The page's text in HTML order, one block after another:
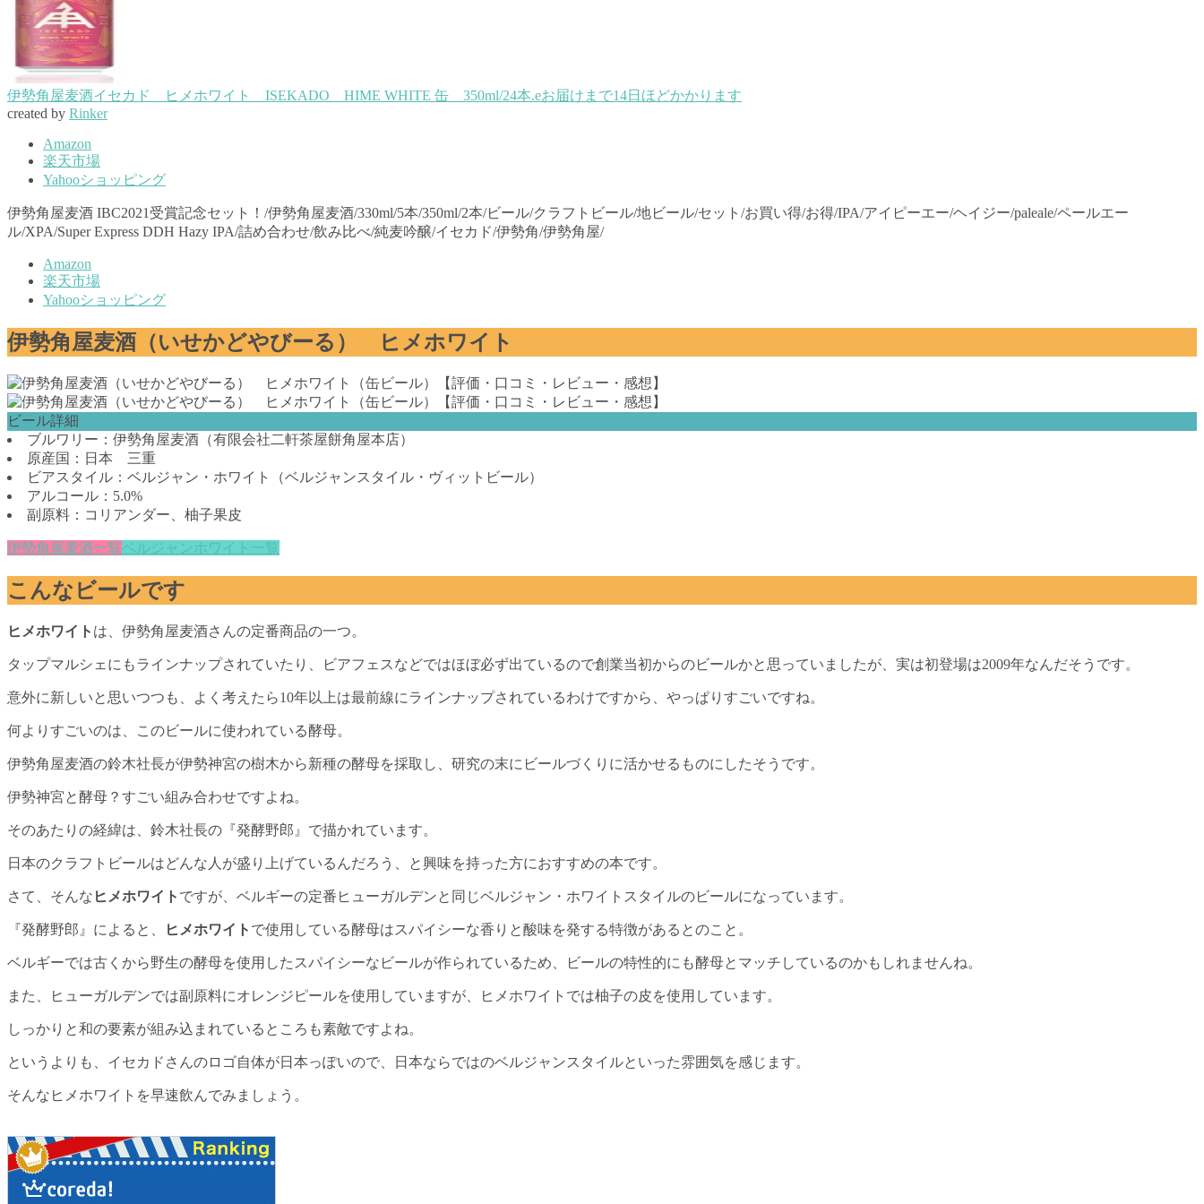
伊勢角屋麦酒イセカド ヒメホワイト ISEKADO HIME WHITE 缶 350ml/24本.eお届けまで14日ほどかかります
created by Rinker
Amazon
楽天市場
Yahooショッピング
伊勢角屋麦酒 IBC2021受賞記念セット！/伊勢角屋麦酒/330ml/5本/350ml/2本/ビール/クラフトビール/地ビール/セット/お買い得/お得/IPA/アイピーエー/ヘイジー/paleale/ペールエー
ル/XPA/Super Express DDH Hazy IPA/詰め合わせ/飲み比べ/純麦吟醸/イセカド/伊勢角/伊勢角屋/
Amazon
楽天市場
Yahooショッピング
伊勢角屋麦酒（いせかどやびーる） ヒメホワイト
ビール詳細
ブルワリー：伊勢角屋麦酒（有限会社二軒茶屋餅角屋本店）
原産国：日本 三重
ビアスタイル：ベルジャン・ホワイト（ベルジャンスタイル・ヴィットビール）
アルコール：5.0%
副原料：コリアンダー、柚子果皮
伊勢角屋麦酒一覧 ベルジャンホワイト一覧
こんなビールです
ヒメホワイト は、伊勢角屋麦酒さんの定番商品の一つ。
タップマルシェにもラインナップされていたり、ビアフェスなどではほぼ必ず出ているので創業当初からのビールかと思っていましたが、実は初登場は2009年なんだそうです。
意外に新しいと思いつつも、よく考えたら10年以上は最前線にラインナップされているわけですから、やっぱりすごいですね。
何よりすごいのは、このビールに使われている酵母。
伊勢角屋麦酒の鈴木社長が伊勢神宮の樹木から新種の酵母を採取し、研究の末にビールづくりに活かせるものにしたそうです。
伊勢神宮と酵母？すごい組み合わせですよね。
そのあたりの経緯は、鈴木社長の『発酵野郎』で描かれています。
日本のクラフトビールはどんな人が盛り上げているんだろう、と興味を持った方におすすめの本です。
さて、そんな ヒメホワイト ですが、ベルギーの定番ヒューガルデンと同じベルジャン・ホワイトスタイルのビールになっています。
『発酵野郎』によると、 ヒメホワイト で使用している酵母はスパイシーな香りと酸味を発する特徴があるとのこと。
ベルギーでは古くから野生の酵母を使用したスパイシーなビールが作られているため、ビールの特性的にも酵母とマッチしているのかもしれませんね。
また、ヒューガルデンでは副原料にオレンジピールを使用していますが、ヒメホワイトでは柚子の皮を使用しています。
しっかりと和の要素が組み込まれているところも素敵ですよね。
というよりも、イセカドさんのロゴ自体が日本っぽいので、日本ならではのベルジャンスタイルといった雰囲気を感じます。
そんなヒメホワイトを早速飲んでみましょう。